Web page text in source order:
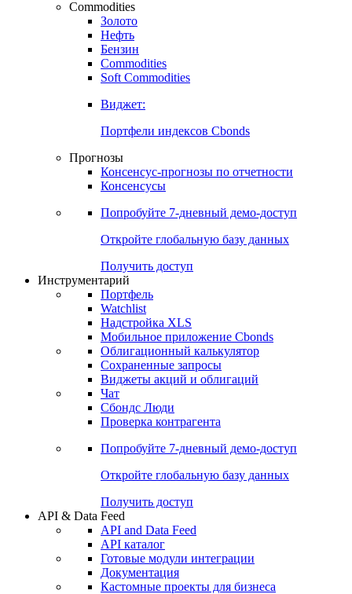
Commodities
Золото
Нефть
Бензин
Commodities
Soft Commodities
Виджет:
Портфели индексов Cbonds
Прогнозы
Консенсус-прогнозы по отчетности
Консенсусы
Попробуйте 7-дневный демо-доступ
Откройте глобальную базу данных
Получить доступ
Инструментарий
Портфель
Watchlist
Надстройка XLS
Мобильное приложение Cbonds
Облигационный калькулятор
Сохраненные запросы
Виджеты акций и облигаций
Чат
Сбондс Люди
Проверка контрагента
Попробуйте 7-дневный демо-доступ
Откройте глобальную базу данных
Получить доступ
API & Data Feed
API and Data Feed
API каталог
Готовые модули интеграции
Документация
Кастомные проекты для бизнеса